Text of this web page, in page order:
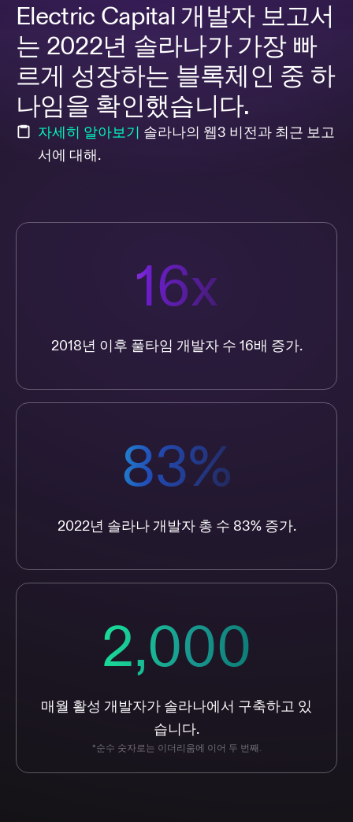
Electric Capital 개발자 보고서
는 2022년 솔라나가 가장 빠
르게 성장하는 블록체인 중 하
나임을 확인했습니다.
자세히 알아보기 솔라나의 웹3 비전과 최근 보고
서에 대해.
16x
2018년 이후 풀타임 개발자 수 16배 증가.
83%
2022년 솔라나 개발자 총 수 83% 증가.
2,000
매월 활성 개발자가 솔라나에서 구축하고 있
습니다.
*순수 숫자로는 이더리움에 이어 두 번째.